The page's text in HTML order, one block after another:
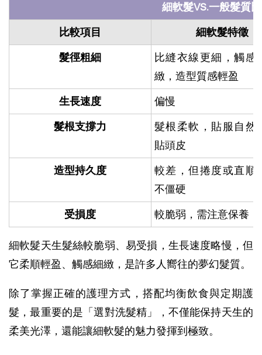
細軟髮VS.一般髮質
比較項目 細軟髮特徵
髮徑粗細
比縫衣線更細，觸感
緻，造型質感輕盈
生長速度 偏慢
髮根支撐力
髮根柔軟，貼服自然
貼頭皮
造型持久度
較差，但捲度或直順
不僵硬
受損度 較脆弱，需注意保養
細軟髮天生髮絲較脆弱、易受損，生長速度略慢，但
它柔順輕盈、觸感細緻，是許多人嚮往的夢幻髮質。
除了掌握正確的護理方式，搭配均衡飲食與定期護
髮，最重要的是「選對洗髮精」，不僅能保持天生的
柔美光澤，還能讓細軟髮的魅力發揮到極致。